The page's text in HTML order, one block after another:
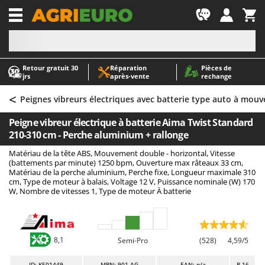
Retour gratuit 30
jrs
Réparation
après‑vente
Pièces de
rechange
-1
A
Abris de jardin
Accessoires pour tracteurs tondeuses autoportés
Aérateurs Scarificateurs pour gazon
Arracheuses de pommes de terre pour tracteur
Aspirateurs - Balais Électriques
Aspirateurs à cendres
Aspirateurs à feuilles sur roues
Aspirateurs Multifonctions
Atomiseurs agricoles pour tracteurs
A
AgriEuro Premium
AgriEuro TOP-LINE
AGT
Aima
Airmec
AL-KO
Alce
Alpina
< Peignes vibreurs électriques avec batterie type auto à
Peigne vibreur électrique à batterie Aima Twist Standard
210-310 cm - Perche aluminium + rallonge
Matériau de la tête ABS, Mouvement double - horizontal, Vitesse
(battements par minute) 1250 bpm, Ouverture max râteaux 33 cm,
Matériau de la perche aluminium, Perche fixe, Longueur maximale 310
cm, Type de moteur à balais, Voltage 12 V, Puissance nominale (W) 170
W, Nombre de vitesses 1, Type de moteur À batterie
8,1 Semi-Pro (528) 4,59/5